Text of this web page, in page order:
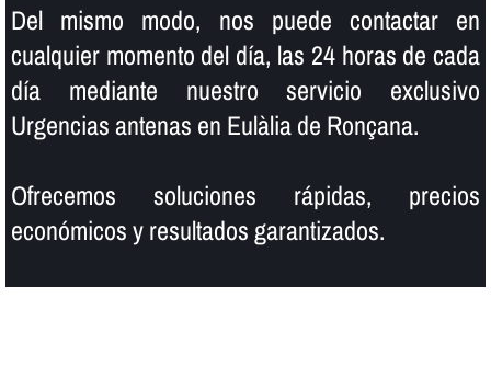
Del mismo modo, nos puede contactar en
cualquier momento del dí­a, las 24 horas de cada
dí­a mediante nuestro servicio exclusivo
Urgencias antenas en Eulàlia de Ronçana.
Ofrecemos soluciones rápidas, precios
económicos y resultados garantizados.